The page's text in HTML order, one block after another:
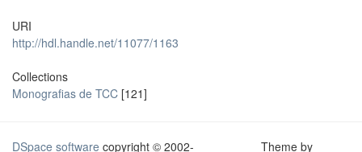
URI
http://hdl.handle.net/11077/1163
Collections
Monografias de TCC [121]
DSpace software copyright © 2002- Theme by